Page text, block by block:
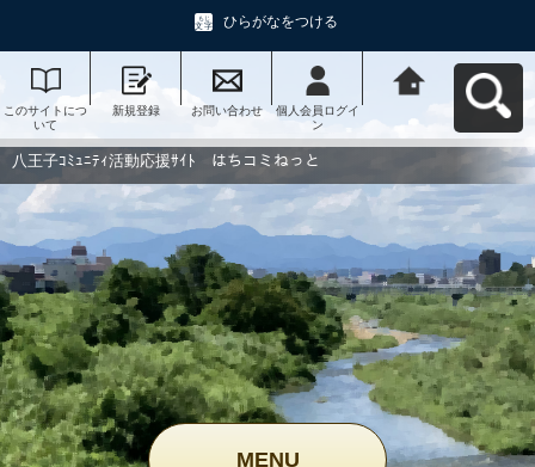
ひらがなをつける
このサイトにつ
いて
新規登録 お問い合わせ
個人会員ログイ
ン
動応援ｻｲﾄ はち
コミねっとへ戻
八王子ｺﾐｭﾆﾃｨ活動応援ｻｲﾄ はちコミねっと
MENU